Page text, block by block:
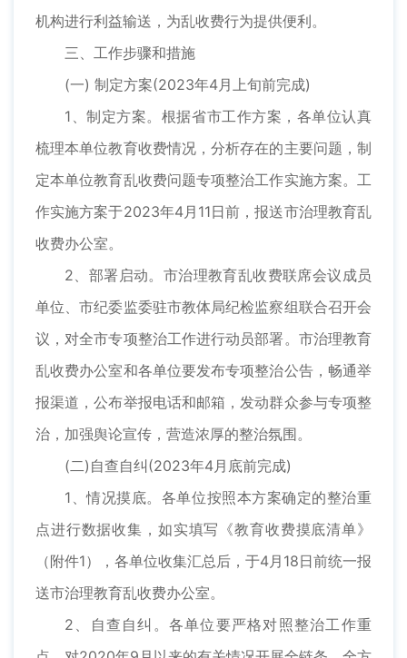
机构进行利益输送，为乱收费行为提供便利。
三、工作步骤和措施
(一) 制定方案(2023年4月上旬前完成)
1、制定方案。根据省市工作方案，各单位认真
梳理本单位教育收费情况，分析存在的主要问题，制
定本单位教育乱收费问题专项整治工作实施方案。工
作实施方案于2023年4月11日前，报送市治理教育乱
收费办公室。
2、部署启动。市治理教育乱收费联席会议成员
单位、市纪委监委驻市教体局纪检监察组联合召开会
议，对全市专项整治工作进行动员部署。市治理教育
乱收费办公室和各单位要发布专项整治公告，畅通举
报渠道，公布举报电话和邮箱，发动群众参与专项整
治，加强舆论宣传，营造浓厚的整治氛围。
(二)自查自纠(2023年4月底前完成)
1、情况摸底。各单位按照本方案确定的整治重
点进行数据收集，如实填写《教育收费摸底清单》
（附件1），各单位收集汇总后，于4月18日前统一报
送市治理教育乱收费办公室。
2、自查自纠。各单位要严格对照整治工作重